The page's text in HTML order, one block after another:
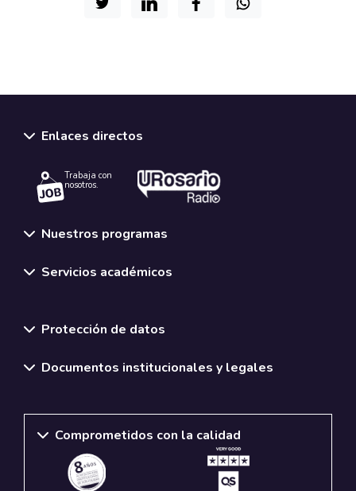
Enlaces directos
Trabaja con
nosotros.
Nuestros programas
Servicios académicos
Protección de datos
Documentos institucionales y legales
Comprometidos con la calidad